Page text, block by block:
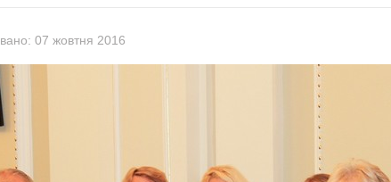
07 жовтня 2016